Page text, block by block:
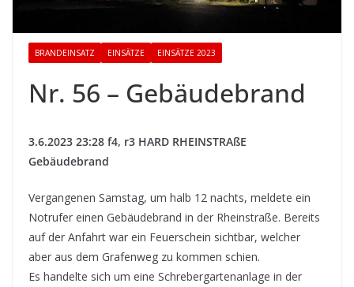
BRANDEINSATZ EINSÄTZE EINSÄTZE 2023
Nr. 56 – Gebäudebrand
3.6.2023 23:28 f4, r3 HARD RHEINSTRAßE
Gebäudebrand
Vergangenen Samstag, um halb 12 nachts, meldete ein
Notrufer einen Gebäudebrand in der Rheinstraße. Bereits
auf der Anfahrt war ein Feuerschein sichtbar, welcher
aber aus dem Grafenweg zu kommen schien.
Es handelte sich um eine Schrebergartenanlage in der